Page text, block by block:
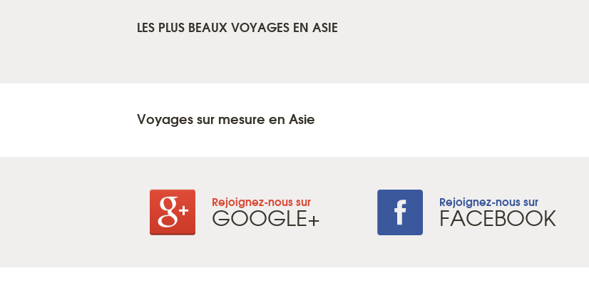
LES PLUS BEAUX VOYAGES EN ASIE
Voyages sur mesure en Asie
Rejoignez-nous sur
GOOGLE+ Rejoignez-nous sur
FACEBOOK